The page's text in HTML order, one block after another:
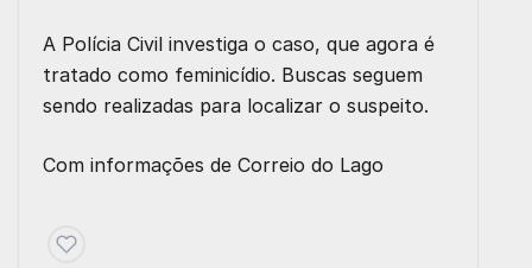
A Polícia Civil investiga o caso, que agora é
tratado como feminicídio. Buscas seguem
sendo realizadas para localizar o suspeito.
Com informações de Correio do Lago